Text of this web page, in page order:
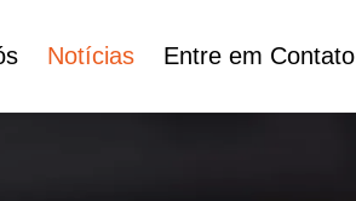
Notícias Entre em Contato